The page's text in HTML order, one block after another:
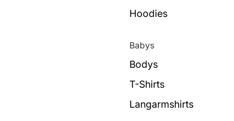
Hoodies
Babys
Bodys
T-Shirts
Langarmshirts